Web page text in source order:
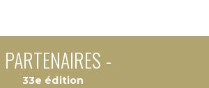
PARTENAIRES
33e édition